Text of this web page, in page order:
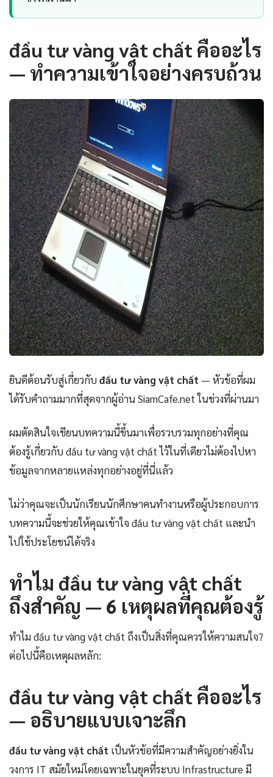
đầu tư vàng vật chất คืออะไร
— ทำความเข้าใจอย่างครบถ้วน
ยินดีต้อนรับสู่เกี่ยวกับđầu tư vàng vật chất — หัวข้อที่ผม
ได้รับคำถามมากที่สุดจากผู้อ่าน SiamCafe.net ในช่วงที่ผ่านมา
ผมตัดสินใจเขียนบทความนี้ขึ้นมาเพื่อรวบรวมทุกอย่างที่คุณ
ต้องรู้เกี่ยวกับ đầu tư vàng vật chất ไว้ในที่เดียวไม่ต้องไปหา
ข้อมูลจากหลายแหล่งทุกอย่างอยู่ที่นี่แล้ว
ไม่ว่าคุณจะเป็นนักเรียนนักศึกษาคนทำงานหรือผู้ประกอบการ
บทความนี้จะช่วยให้คุณเข้าใจ đầu tư vàng vật chất และนำ
ไปใช้ประโยชน์ได้จริง
ทำไม đầu tư vàng vật chất
ถึงสำคัญ — 6 เหตุผลที่คุณต้องรู้
ทำไม đầu tư vàng vật chất ถึงเป็นสิ่งที่คุณควรให้ความสนใจ?
ต่อไปนี้คือเหตุผลหลัก:
đầu tư vàng vật chất คืออะไร
— อธิบายแบบเจาะลึก
đầu tư vàng vật chất เป็นหัวข้อที่มีความสำคัญอย่างยิ่งใน
วงการ IT สมัยใหม่โดยเฉพาะในยุคที่ระบบ Infrastructure มี